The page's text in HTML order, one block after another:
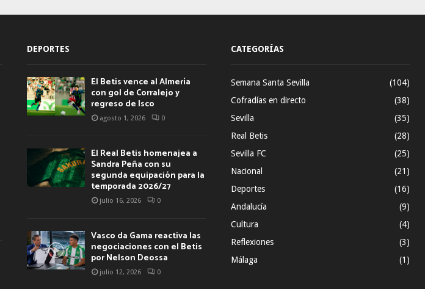
DEPORTES
El Betis vence al Almería
con gol de Corralejo y
regreso de Isco
agosto 1, 2026 0
El Real Betis homenajea a
Sandra Peña con su
segunda equipación para la
temporada 2026/27
julio 16, 2026 0
Vasco da Gama reactiva las
negociaciones con el Betis
por Nelson Deossa
julio 12, 2026 0
CATEGORÍAS
Semana Santa Sevilla
(104)
Cofradías en directo
(38)
Sevilla
(35)
Real Betis
(28)
Sevilla FC
(25)
Nacional
(21)
Deportes
(16)
Andalucía
(9)
Cultura
(4)
Reflexiones
(3)
Málaga
(1)